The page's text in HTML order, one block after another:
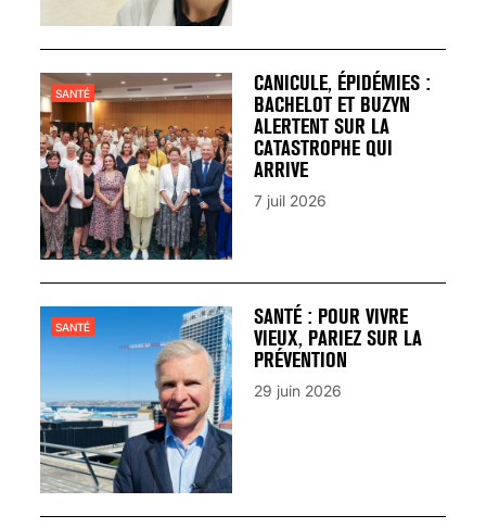
CANICULE, ÉPIDÉMIES :
BACHELOT ET BUZYN
ALERTENT SUR LA
CATASTROPHE QUI
ARRIVE
SANTÉ
7 juil 2026
SANTÉ : POUR VIVRE
VIEUX, PARIEZ SUR LA
PRÉVENTION
SANTÉ
29 juin 2026